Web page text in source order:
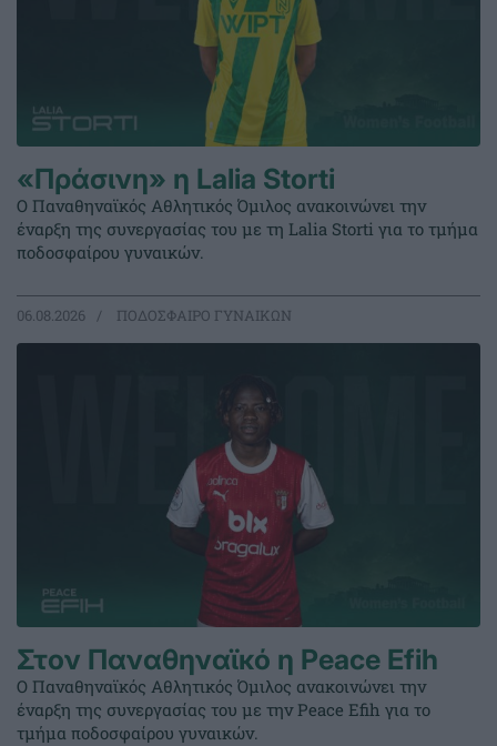
«Πράσινη» η Lalia Storti
Ο Παναθηναϊκός Αθλητικός Όμιλος ανακοινώνει την
έναρξη της συνεργασίας του με τη Lalia Storti για το τμήμα
ποδοσφαίρου γυναικών.
06.08.2026 ΠΟΔΟΣΦΑΙΡΟ ΓΥΝΑΙΚΩΝ
Στον Παναθηναϊκό η Peace Efih
Ο Παναθηναϊκός Αθλητικός Όμιλος ανακοινώνει την
έναρξη της συνεργασίας του με την Peace Efih για το
τμήμα ποδοσφαίρου γυναικών.